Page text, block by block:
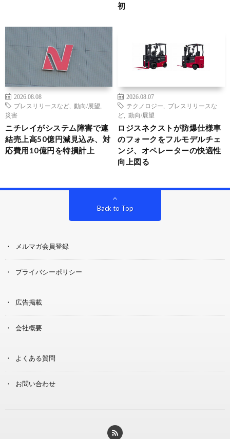
初
2026.08.08
プレスリリースなど
動向/展望
災害
ニチレイがシステム障害で連
結売上高50億円減見込み、対
応費用10億円を特損計上
2026.08.07
テクノロジー
プレスリリースな
ど
動向/展望
ロジスネクストが防爆仕様車
のフォークをフルモデルチェ
ンジ、オペレーターの快適性
向上図る
Back to Top
メルマガ会員登録
プライバシーポリシー
広告掲載
会社概要
よくある質問
お問い合わせ